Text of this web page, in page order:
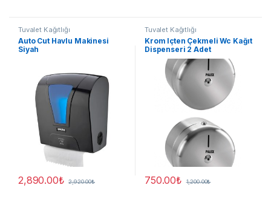
Tuvalet Kağıtlığı
Auto Cut Havlu Makinesi
Siyah
2,890.00₺ 2,920.00₺
Tuvalet Kağıtlığı
Krom Içten Çekmeli Wc Kağıt
Dispenseri 2 Adet
750.00₺ 1,200.00₺